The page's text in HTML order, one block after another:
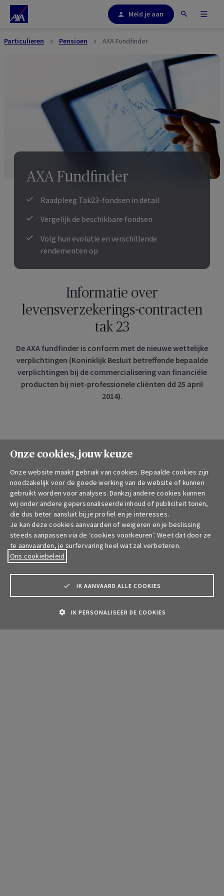
Meld je aan
Particulieren Pensioen AXA Fundfinder
AXA Fundfinder
Raadpleeg Tak23-fondsen in detail
Vergelijk de beschikbare fondsen
Volg hun evolutie en verschillende
rendementen op
Informatie over
levensverzekerings-contracten
tak 23
De AXA fundfinder is conform met de nieuwe wettelijke
verplichtingen (Koninklijk Besluit betreffende bepaalde
verplichtingen bij de commercialisering van financiële
producten bij niet-professionele cliënten dd 25 april
2014).
Onze cookies, jouw keuze
Onze website maakt gebruik van cookies. Bepaalde cookies zijn
noodzakelijk voor de goede werking van de website of kunnen
gebruikt worden voor analyses. Dankzij andere cookies kunnen
wij onder andere gepersonaliseerde inhoud of publiciteit tonen,
die dus beter aansluit bij je profiel en je interesses.
Je kan deze cookies aanvaarden of weigeren en je beslissing
steeds aanpassen via de ‘cookies voorkeuren’. Weet dat door ze
te aanvaarden, je surfervaring heel wat zal verbeteren.
Ons cookiebeleid
IK AANVAARD ALLE COOKIES
IK PERSONALISEER DE COOKIES